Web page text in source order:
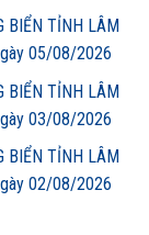
BIỂN TỈNH LÂM
05/08/2026
BIỂN TỈNH LÂM
03/08/2026
BIỂN TỈNH LÂM
02/08/2026